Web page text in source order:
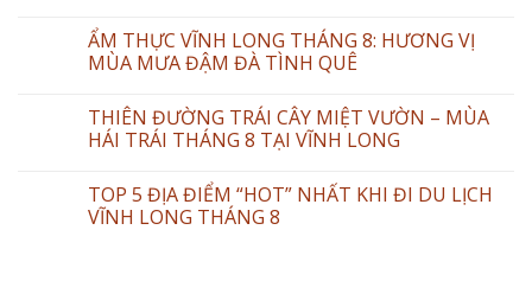
ẨM THỰC VĨNH LONG THÁNG 8: HƯƠNG VỊ
MÙA MƯA ĐẬM ĐÀ TÌNH QUÊ
THIÊN ĐƯỜNG TRÁI CÂY MIỆT VƯỜN – MÙA
HÁI TRÁI THÁNG 8 TẠI VĨNH LONG
TOP 5 ĐỊA ĐIỂM “HOT” NHẤT KHI ĐI DU LỊCH
VĨNH LONG THÁNG 8